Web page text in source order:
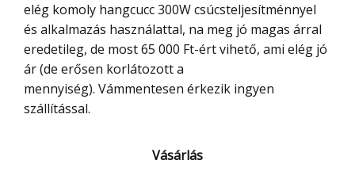
elég komoly hangcucc 300W csúcsteljesítménnyel
és alkalmazás használattal, na meg jó magas árral
eredetileg, de most 65 000 Ft-ért vihető, ami elég jó
ár (de erősen korlátozott a
mennyiség). Vámmentesen érkezik ingyen
szállítással.
Vásárlás